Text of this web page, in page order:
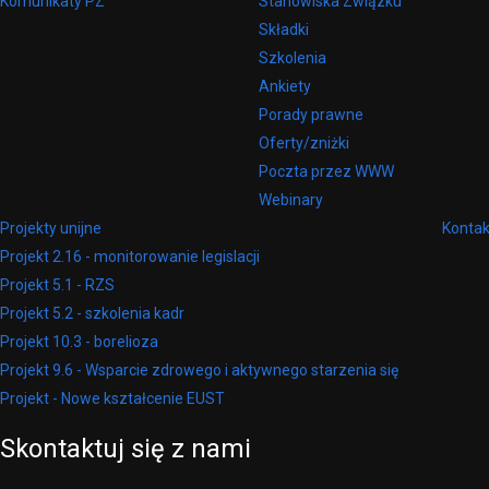
Składki
Szkolenia
Ankiety
Porady prawne
Oferty/zniżki
Poczta przez WWW
Webinary
Projekty unijne
Projekt 2.16 - monitorowanie legislacji
Projekt 5.1 - RZS
Projekt 5.2 - szkolenia kadr
Projekt 10.3 - borelioza
Projekt 9.6 - Wsparcie zdrowego i aktywnego starzenia się
Projekt - Nowe kształcenie EUST
Skontaktuj się z nami